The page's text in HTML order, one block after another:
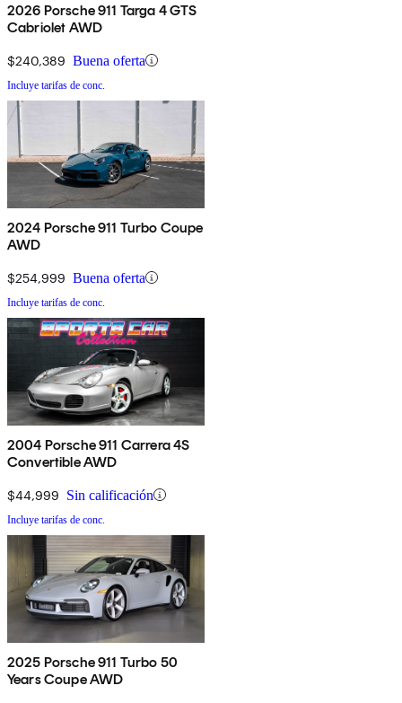
2026 Porsche 911 Targa 4 GTS
Cabriolet AWD
$240,389 Buena oferta
Incluye tarifas de conc.
2024 Porsche 911 Turbo Coupe
AWD
$254,999 Buena oferta
Incluye tarifas de conc.
2004 Porsche 911 Carrera 4S
Convertible AWD
$44,999 Sin calificación
Incluye tarifas de conc.
2025 Porsche 911 Turbo 50
Years Coupe AWD